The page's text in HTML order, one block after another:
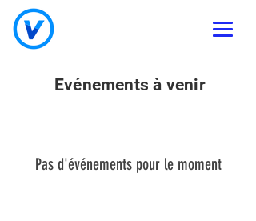
Evénements à venir
Pas d'événements pour le moment